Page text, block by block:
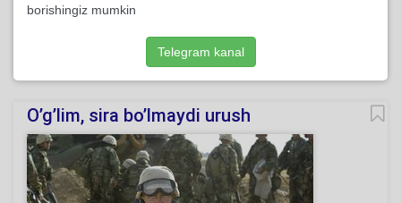
Ko‘kda uchar qirqta kabutar, Bir o‘spirin yugurar yerda.
Usmon Azim
O’g’lim, sira bo’lmaydi urush
borishingiz mumkin
Telegram kanal